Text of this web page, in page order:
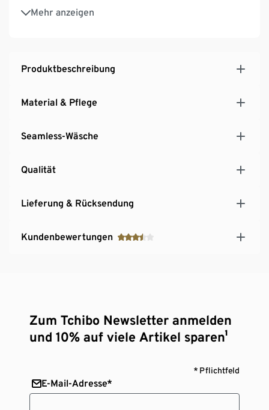
Mehr anzeigen
Mit Elasthan: formbeständig, perfekter Sitz bei
voller Bewegungsfreiheit
Komfortabler Halt, ideal auch bei Yoga, Pilates oder
Produktbeschreibung
Material & Pflege
Seamless-Wäsche
Qualität
Lieferung & Rücksendung
Kundenbewertungen
Zum Tchibo Newsletter anmelden
und 10% auf viele Artikel sparen¹
* Pflichtfeld
E-Mail-Adresse*